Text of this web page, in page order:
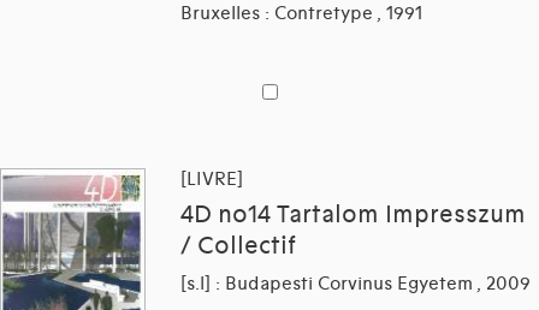
Bruxelles : Contretype , 1991
[LIVRE]
4D no14 Tartalom Impresszum
/ Collectif
[s.l] : Budapesti Corvinus Egyetem , 2009